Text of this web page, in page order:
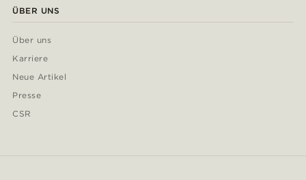
ÜBER UNS
Über uns
Karriere
Neue Artikel
Presse
CSR